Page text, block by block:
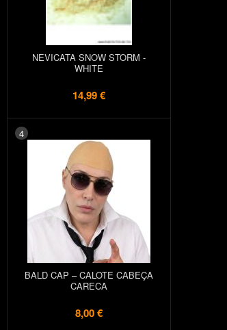
NEVICATA SNOW STORM -
WHITE
14,99 €
4
BALD CAP – CALOTE CABEÇA
CARECA
8,00 €